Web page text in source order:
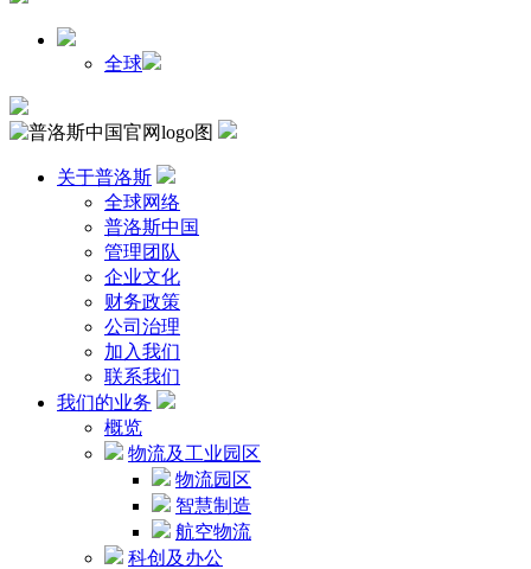
全球
关于普洛斯
全球网络
普洛斯中国
管理团队
企业文化
财务政策
公司治理
加入我们
联系我们
我们的业务
概览
物流及工业园区
物流园区
智慧制造
航空物流
科创及办公